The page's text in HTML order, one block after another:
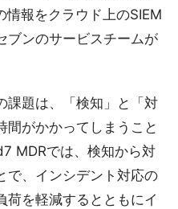
情報をクラウド上のSIEM
ブンのサービスチームが
課題は、「検知」と「対
間がかかってしまうこと
MDRでは、検知から対
で、インシデント対応の
荷を軽減するとともにイ